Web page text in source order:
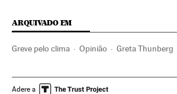
ARQUIVADO EM
Greve pelo clima Opinião Greta Thunberg
Movimento "Fridays for Future"
Adere a